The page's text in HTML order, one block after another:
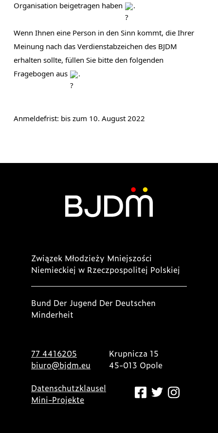
Organisation beigetragen haben
.
Wenn Ihnen eine Person in den Sinn kommt, die Ihrer
Meinung nach das Verdienstabzeichen des BJDM
erhalten sollte, füllen Sie bitte den folgenden
Fragebogen aus
.
Anmeldefrist: bis zum 10. August 2022
Związek Młodzieży Mniejszości
Niemieckiej w Rzeczpospolitej Polskiej
Bund Der Jugend Der Deutschen
Minderheit
77 4416205
biuro@bjdm.eu
Krupnicza 15
45-013 Opole
Datenschutzklausel
Mini-Projekte